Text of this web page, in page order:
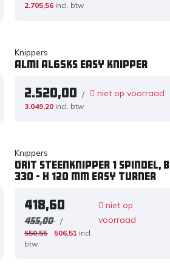
2.705,56 incl. btw
Knippers
Almi AL65KS Easy knipper
2.520,00 /
3.049,20 incl. btw
niet op voorraad
Knippers
Orit Steenknipper 1 spindel, B
330 - H 120 mm Easy Turner
418,60
455,00 /
550,55 506,51 incl.
btw
niet op
voorraad